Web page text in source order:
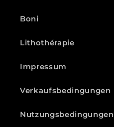
Boni
Lithothérapie
Impressum
Verkaufsbedingungen
Nutzungsbedingungen